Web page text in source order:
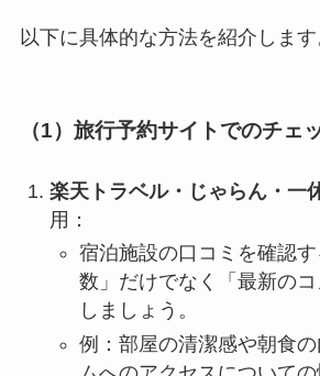
以下に具体的な方法を紹介します
（1）旅行予約サイトでのチェ
楽天トラベル・じゃらん・一
用：
宿泊施設の口コミを確認
数」だけでなく「最新のコ
しましょう。
例：部屋の清潔感や朝食